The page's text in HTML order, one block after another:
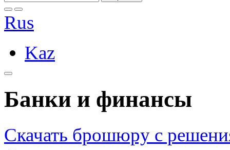
Rus
Kaz
Банки и финансы
Скачать брошюру с